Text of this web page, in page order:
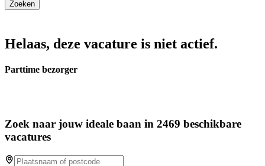
Helaas, deze vacature is niet actief.
Parttime bezorger
Zoek naar jouw ideale baan in 2469 beschikbare
vacatures